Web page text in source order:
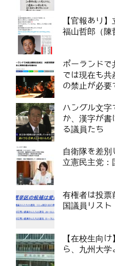
【官報あり
福山哲郎（陳
ポーランドで
では現在も共
の禁止が必要
ハングル文字
か、漢字が書
る議員たち
自衛隊を差別
立憲民主党：
有権者は投
国議員リスト
【在校生向
ら、九州大学